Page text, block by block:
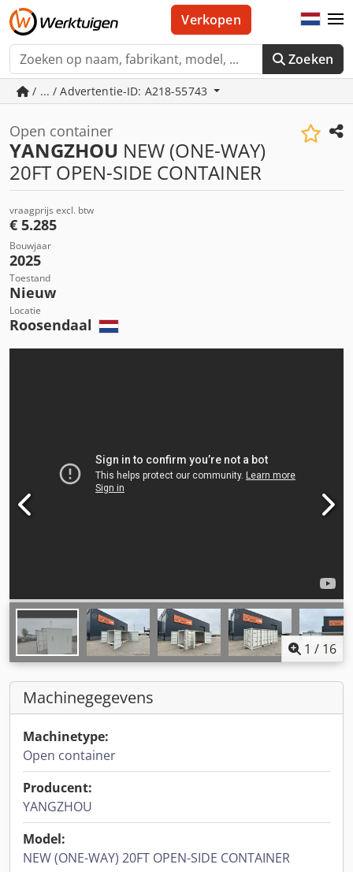
Zoeken
Verkopen
/ ... / Advertentie-ID: A218-55743
Open container
YANGZHOU NEW (ONE-WAY)
20FT OPEN-SIDE CONTAINER
vraagprijs excl. btw
€ 5.285
Bouwjaar
2025
Toestand
Nieuw
Locatie
Roosendaal
1 / 16
Machinegegevens
Machinetype:
Open container
Producent:
YANGZHOU
Model:
NEW (ONE-WAY) 20FT OPEN-SIDE CONTAINER